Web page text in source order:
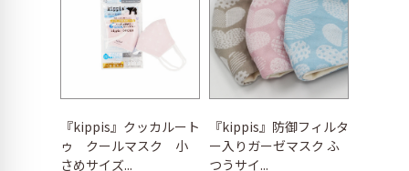
『kippis』クッカルート
ゥ クールマスク 小
さめサイズ...
『kippis』防御フィルタ
ー入りガーゼマスク ふ
つうサイ...